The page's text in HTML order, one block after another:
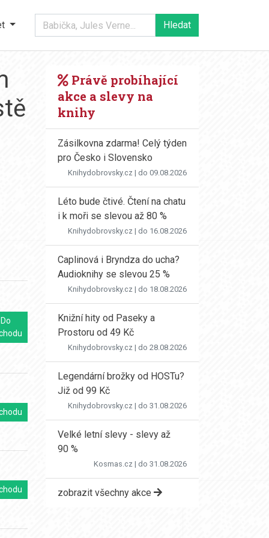
Do
Právě probíhající
akce a slevy na
knihy
Zásilkovna zdarma! Celý týden
pro Česko i Slovensko
Knihydobrovsky.cz | do 09.08.2026
Léto bude čtivé. Čtení na chatu
i k moři se slevou až 80 %
Knihydobrovsky.cz | do 16.08.2026
Caplinová i Bryndza do ucha?
Audioknihy se slevou 25 %
Knihydobrovsky.cz | do 18.08.2026
Knižní hity od Paseky a
Prostoru od 49 Kč
Knihydobrovsky.cz | do 28.08.2026
Legendární brožky od HOSTu?
Již od 99 Kč
Knihydobrovsky.cz | do 31.08.2026
Velké letní slevy - slevy až
90 %
Kosmas.cz | do 31.08.2026
zobrazit všechny akce